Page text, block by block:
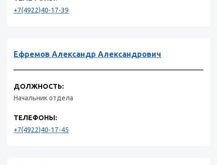
+7(4922)40-17-39
Ефремов Александр Александрович
ДОЛЖНОСТЬ:
Начальник отдела
ТЕЛЕФОНЫ:
+7(4922)40-17-45